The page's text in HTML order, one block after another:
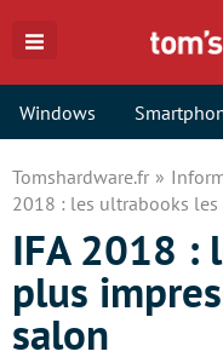
Windows
Tomshardware.fr
2018 : les ultrabooks
IFA 2018 :
plus
salon